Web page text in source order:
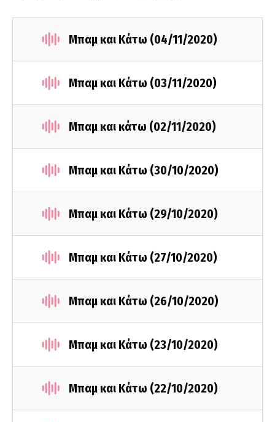
Μπαμ και Κάτω (04/11/2020)
Μπαμ και Κάτω (03/11/2020)
Μπαμ και κάτω (02/11/2020)
Μπαμ και Κάτω (30/10/2020)
Μπαμ και Κάτω (29/10/2020)
Μπαμ και Κάτω (27/10/2020)
Μπαμ και Κάτω (26/10/2020)
Μπαμ και Κάτω (23/10/2020)
Μπαμ και Κάτω (22/10/2020)